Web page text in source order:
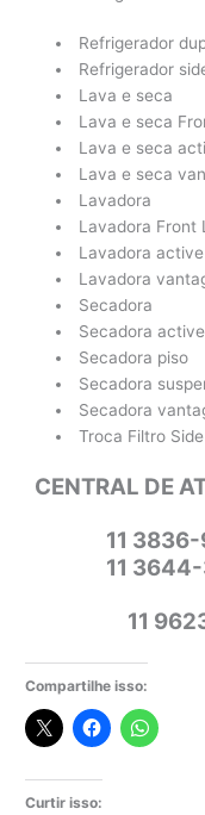
Refrigerador
Refrigerador
Lava e seca
Lava e seca
Lava e seca
Lava e seca
Lavadora
Lavadora Front
Lavadora active
Lavadora
Secadora
Secadora active
Secadora piso
Secadora
Secadora
Troca Filtro
CENTRAL DE
11
11
11
Compartilhe isso:
Curtir isso: